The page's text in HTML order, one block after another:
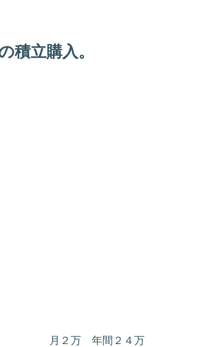
積立購入。
２万 年間２４万